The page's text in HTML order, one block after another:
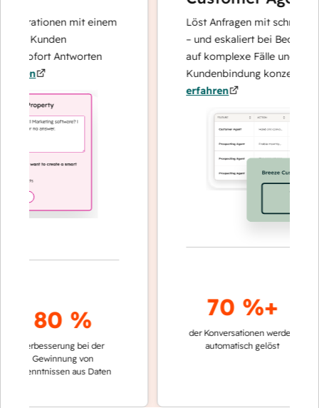
mit einem
Kunden
sofort Antworten
80 %
Verbesserung bei der
Gewinnung von
aus Daten
Löst Anfragen mit schnellen,
– und eskaliert bei Bedarf,
auf komplexe Fälle und den
Kundenbindung konzentrieren
erfahren
70 %+
der Konversationen werden
automatisch gelöst